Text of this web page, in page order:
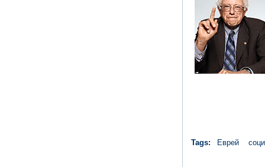
Tags: Еврей